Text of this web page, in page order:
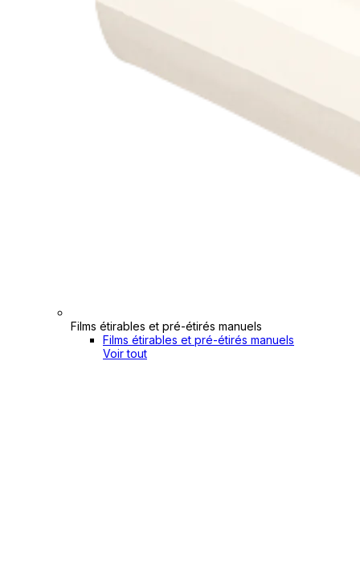
Films étirables et pré-étirés manuels
Films étirables et pré-étirés manuels
Voir tout